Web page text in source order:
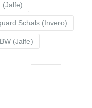
(Jalfe)
Schals (Invero)
(Jalfe)